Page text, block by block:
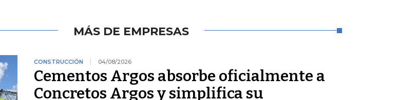
MÁS DE EMPRESAS
CONSTRUCCIÓN 04/08/2026
Cementos Argos absorbe oficialmente a
Concretos Argos y simplifica su